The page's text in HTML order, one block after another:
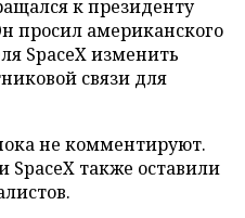
к президенту
просил американского
SpaceX изменить
связи для
не комментируют.
также оставили